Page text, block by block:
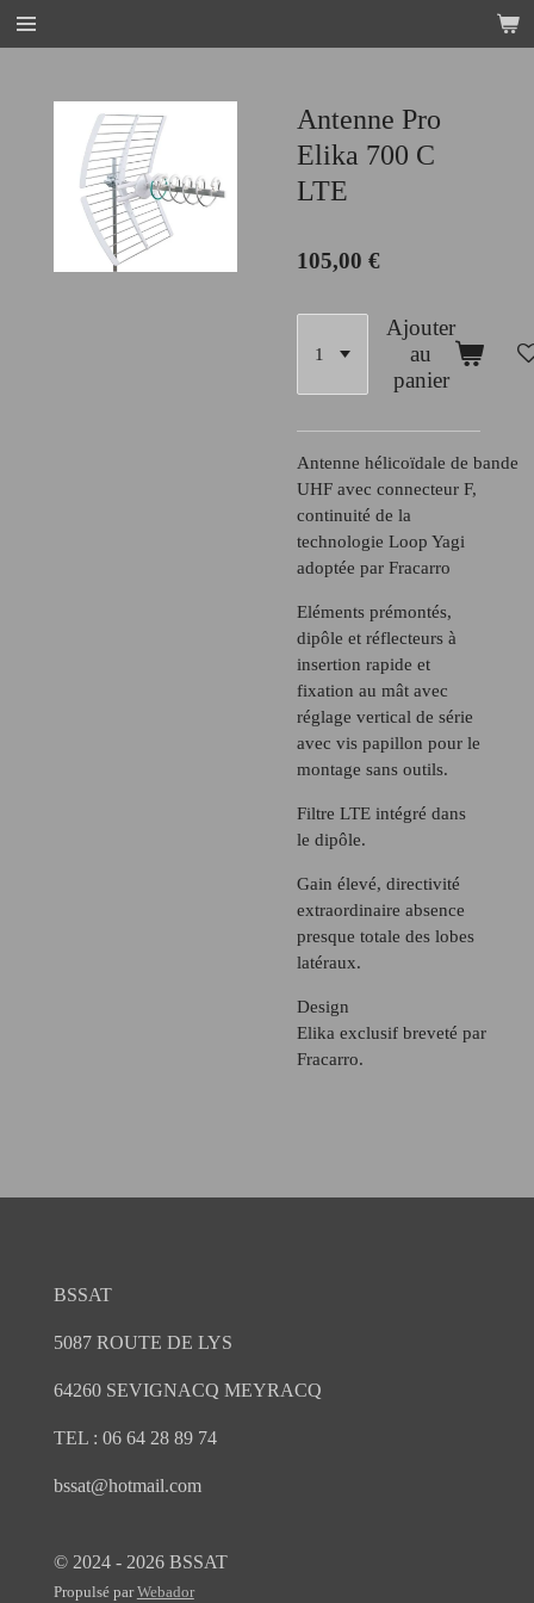
Passer
au
principal
Antenne Pro
Elika 700 C
LTE
105,00 €
Ajouter
au
panier
Antenne hélicoïdale de bande
UHF avec connecteur F,
continuité de la
technologie Loop Yagi
adoptée par Fracarro
Eléments prémontés,
dipôle et réflecteurs à
insertion rapide et
fixation au mât avec
réglage vertical de série
avec vis papillon pour le
montage sans outils.
Filtre LTE intégré dans
le dipôle.
Gain élevé, directivité
extraordinaire absence
presque totale des lobes
latéraux.
Design
Elika exclusif breveté par
Fracarro.
BSSAT
5087 ROUTE DE LYS
64260 SEVIGNACQ MEYRACQ
TEL : 06 64 28 89 74
bssat@hotmail.com
© 2024 - 2026 BSSAT
Propulsé parWebador